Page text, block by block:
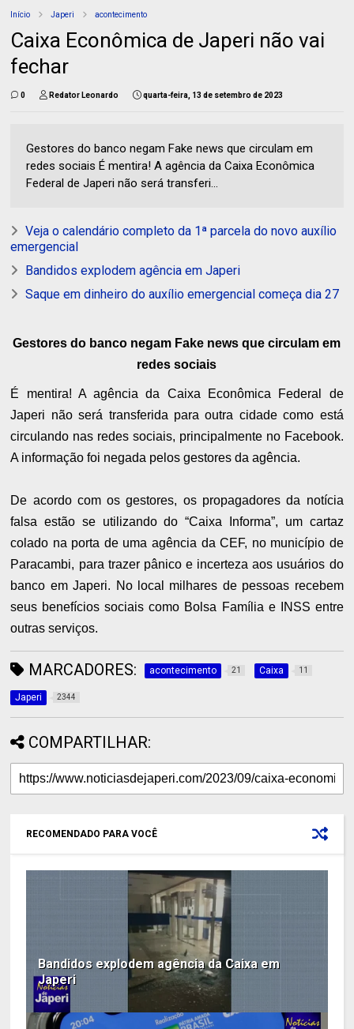
Início Japeri acontecimento
Caixa Econômica de Japeri não vai
fechar
0 Redator Leonardo quarta-feira, 13 de setembro de 2023
Gestores do banco negam Fake news que circulam em
redes sociais É mentira! A agência da Caixa Econômica
Federal de Japeri não será transferi...
Veja o calendário completo da 1ª parcela do novo auxílio
emergencial
Bandidos explodem agência em Japeri
Saque em dinheiro do auxílio emergencial começa dia 27
Gestores do banco negam Fake news que circulam em
redes sociais
É mentira! A agência da Caixa Econômica Federal de
Japeri não será transferida para outra cidade como está
circulando nas redes sociais, principalmente no Facebook.
A informação foi negada pelos gestores da agência.
De acordo com os gestores, os propagadores da notícia
falsa estão se utilizando do “Caixa Informa”, um cartaz
colado na porta de uma agência da CEF, no município de
Paracambi, para trazer pânico e incerteza aos usuários do
banco em Japeri. No local milhares de pessoas recebem
seus benefícios sociais como Bolsa Família e INSS entre
outras serviços.
MARCADORES: acontecimento 21 Caixa 11
Japeri 2344
COMPARTILHAR:
RECOMENDADO PARA VOCÊ
Bandidos explodem agência da Caixa em
Japeri